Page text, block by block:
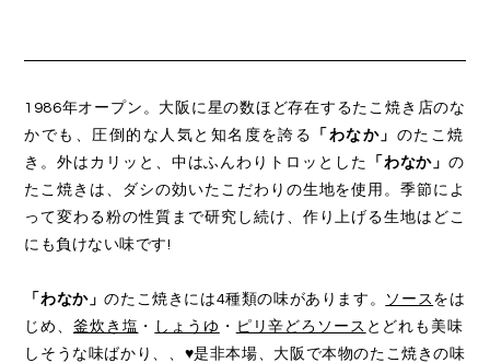
1986年オープン。大阪に星の数ほど存在するたこ焼き店のな
かでも、圧倒的な人気と知名度を誇る
「わなか」 のたこ焼
き。外はカリッと、中はふんわりトロッとした
「わなか」の
たこ焼きは、ダシの効いたこだわりの生地を使用。季節によ
って変わる粉の性質まで研究し続け、作り上げる生地はどこ
にも負けない味です!
「わなか」のたこ焼きには4種類の味があります。 ソース をは
じめ、 釜炊き塩 ・ しょうゆ ・ ピリ辛どろソース とどれも美味
しそうな味ばかり、、♥是非本場、大阪で本物のたこ焼きの味